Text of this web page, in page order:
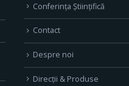
Conferința Științifică
Contact
Despre noi
Direcţii & Produse